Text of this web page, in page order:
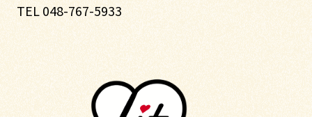
TEL 048-767-5933